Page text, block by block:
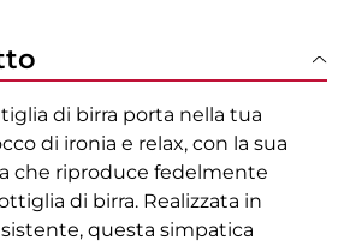
di birra porta nella tua
di ironia e relax, con la sua
che riproduce fedelmente
di birra. Realizzata in
questa simpatica